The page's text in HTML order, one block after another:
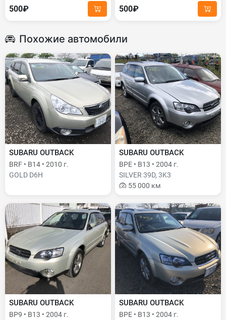
500₽ 500₽
Похожие автомобили
SUBARU OUTBACK
BRF • B14 • 2010 г.
GOLD D6H
SUBARU OUTBACK
BPE • B13 • 2004 г.
SILVER 39D, 3K3
55 000 км
SUBARU OUTBACK
BP9 • B13 • 2004 г.
SUBARU OUTBACK
BPE • B13 • 2004 г.